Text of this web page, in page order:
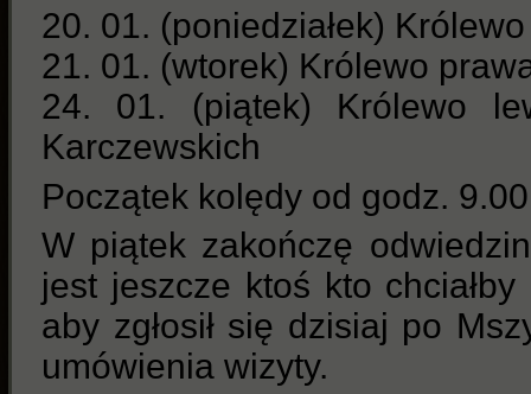
20. 01. (poniedziałek)
21. 01. (wtorek) Królewo
24. 01. (piątek) Królewo
Karczewskich
Początek kolędy od godz. 9.00
W piątek zakończę
jest jeszcze ktoś kto
aby zgłosił się dzisiaj po
umówienia wizyty.